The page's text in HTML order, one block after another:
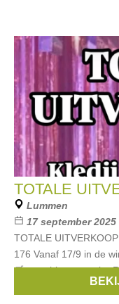
TOTALE
Lummen
17 september
TOTALE
176 Vanaf 17/9 in de
🛒 www.hipenstoer.be
Vingino,